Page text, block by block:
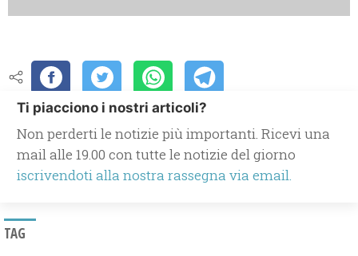
Ti piacciono i nostri articoli?
Non perderti le notizie più importanti. Ricevi una
mail alle 19.00 con tutte le notizie del giorno
iscrivendoti alla nostra rassegna via email.
TAG